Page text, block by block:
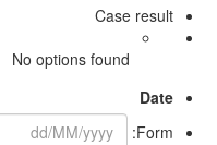
Case result
No options found
Date
Form: